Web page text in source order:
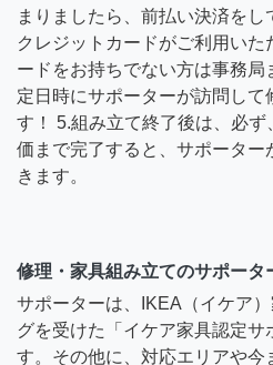
まりましたら、前払い決済をし
クレジットカードがご利用いた
ードをお持ちでない方は事務局
定日時にサポーターが訪問して
す！ 5.組み立て終了後は、必
価まで完了すると、サポータ
きます。
修理・家具組み立てのサポータ
サポーターは、IKEA（イケア
グを受けた「イケア家具認定
す。その他に、対応エリアや今